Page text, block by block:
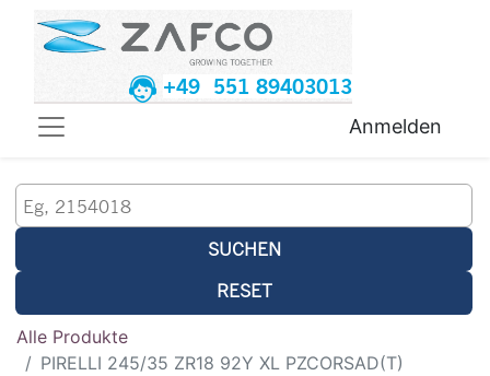
+49 551 89403013
Anmelden
SUCHEN
RESET
Alle Produkte
PIRELLI 245/35 ZR18 92Y XL PZCORSAD(T)